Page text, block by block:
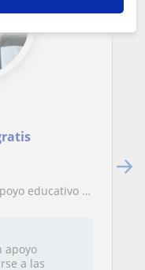
educativas especiales
apoyo
a las